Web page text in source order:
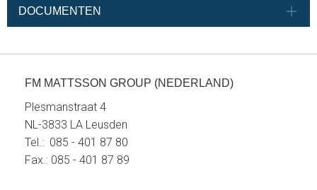
DOCUMENTEN
FM MATTSSON GROUP (NEDERLAND)
Plesmanstraat 4
NL-3833 LA Leusden
Tel.: 085 - 401 87 80
Fax.: 085 - 401 87 89